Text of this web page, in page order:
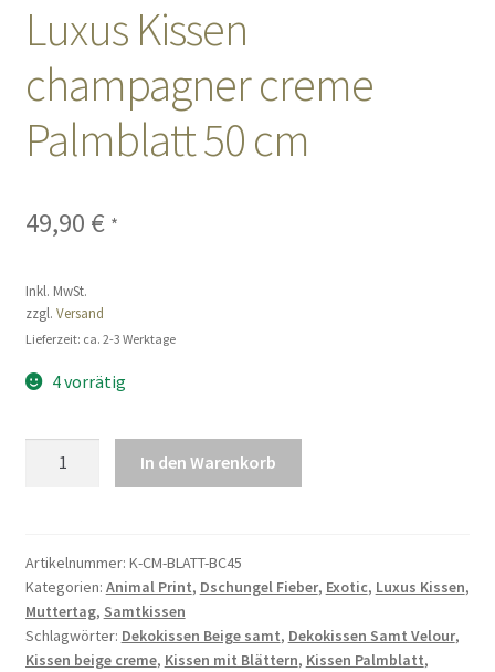
Vertrag widerrufen
Luxus Kissen
champagner creme
Palmblatt 50 cm
49,90 € *
Inkl. MwSt.
zzgl. Versand
Lieferzeit: ca. 2-3 Werktage
4 vorrätig
Palmblatt
50
cm
Menge
In den Warenkorb
Artikelnummer: K-CM-BLATT-BC45
Kategorien: Animal Print, Dschungel Fieber, Exotic, Luxus Kissen,
Muttertag, Samtkissen
Schlagwörter: Dekokissen Beige samt, Dekokissen Samt Velour,
Kissen beige creme, Kissen mit Blättern, Kissen Palmblatt,